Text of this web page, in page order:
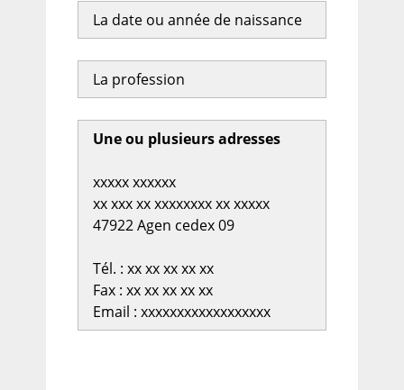
La date ou année de naissance
La profession
Une ou plusieurs adresses
xxxxx xxxxxx
xx xxx xx xxxxxxxx xx xxxxx
47922 Agen cedex 09
Tél. : xx xx xx xx xx
Fax : xx xx xx xx xx
Email : xxxxxxxxxxxxxxxxxx